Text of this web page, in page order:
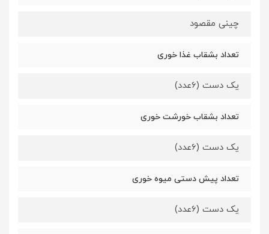
چینی مقصود
تعداد بشقاب غذا خوری
یک دست (6عدد)
تعداد بشقاب خورشت خوری
یک دست (6عدد)
تعداد پیش دستی میوه خوری
یک دست (6عدد)